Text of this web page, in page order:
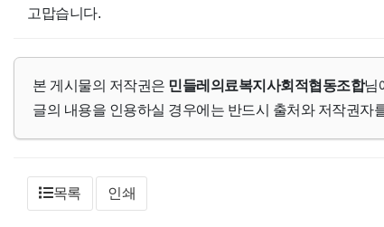
고맙습니다.
본 게시물의 저작권은 민들레의료복지사회적협동조합님
글의 내용을 인용하실 경우에는 반드시 출처와 저작권자
목록 인쇄